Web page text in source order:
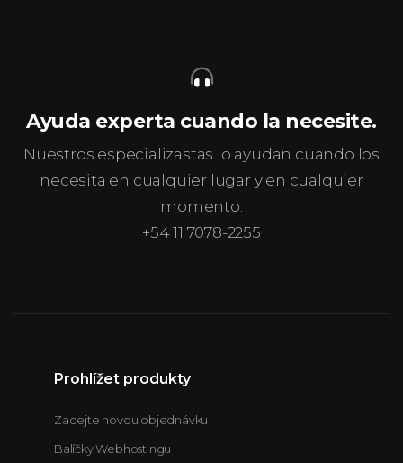
Ayuda experta cuando la necesite.
Nuestros especializastas lo ayudan cuando los
necesita en cualquier lugar y en cualquier
momento.
+54 11 7078-2255
Prohlížet produkty
Zadejte novou objednávku
Balíčky Webhostingu